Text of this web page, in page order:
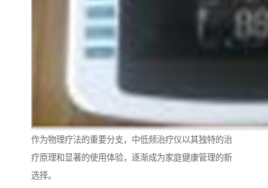
作为物理疗法的重要分支，中低频治疗仪以其独特的治
疗原理和显著的使用体验，逐渐成为家庭健康管理的新
选择。